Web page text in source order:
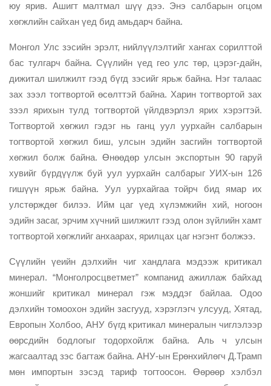
юу ярив. Ашигт малтмал шүү дээ. Энэ салбарын огцом
хөгжлийн сайхан үед бид амьдарч байна.
Монгол Улс зэсийн эрэлт, нийлүүлэлтийг хангах сорилттой
бас тулгарч байна. Сүүлийн үед гео улс төр, цэрэг-дайн,
дижитал шилжилт гээд бүгд зэсийг ярьж байна. Нэг талаас
зах зээл тогтвортой өсөлттэй байна. Харин тогтвортой зах
зээл ярихын тулд тогтвортой үйлдвэрлэл ярих хэрэгтэй.
Тогтвортой хөгжил гэдэг нь ганц уул уурхайн салбарын
тогтвортой хөгжил биш, улсын эдийн засгийн тогтвортой
хөгжил болж байна. Өнөөдөр улсын экспортын 90 гаруй
хувийг бүрдүүлж буй уул уурхайн салбарыг УИХ-ын 126
гишүүн ярьж байна. Уул уурхайгаа тойрч бид ямар их
улстөрждөг билээ. Ийм цаг үед хүлэмжийн хий, ногоон
эдийн засаг, эрчим хүчний шилжилт гээд олон зүйлийн хамт
тогтвортой хөгжлийг анхаарах, ярилцах цаг нэгэнт болжээ.
Сүүлийн үеийн дэлхийн чиг хандлага мэдээж критикал
минерал. “Монголросцветмет” компанид ажиллаж байхад
жоншийг критикал минерал гэж мэддэг байлаа. Одоо
дэлхийн томоохон эдийн засгууд, хэрэглэгч улсууд, Хятад,
Европын Холбоо, АНУ бүгд критикал минералын чиглэлээр
өөрсдийн бодлогыг тодорхойлж байна. Аль ч улсын
жагсаалтад зэс багтаж байна. АНУ-ын Ерөнхийлөгч Д.Трамп
мөн импортын зэсэд тариф тогтоосон. Өөрөөр хэлбэл